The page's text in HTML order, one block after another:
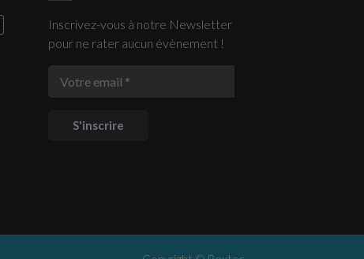
Inscrivez-vous à notre Newsletter
pour ne rater aucun évènement !
S'inscrire